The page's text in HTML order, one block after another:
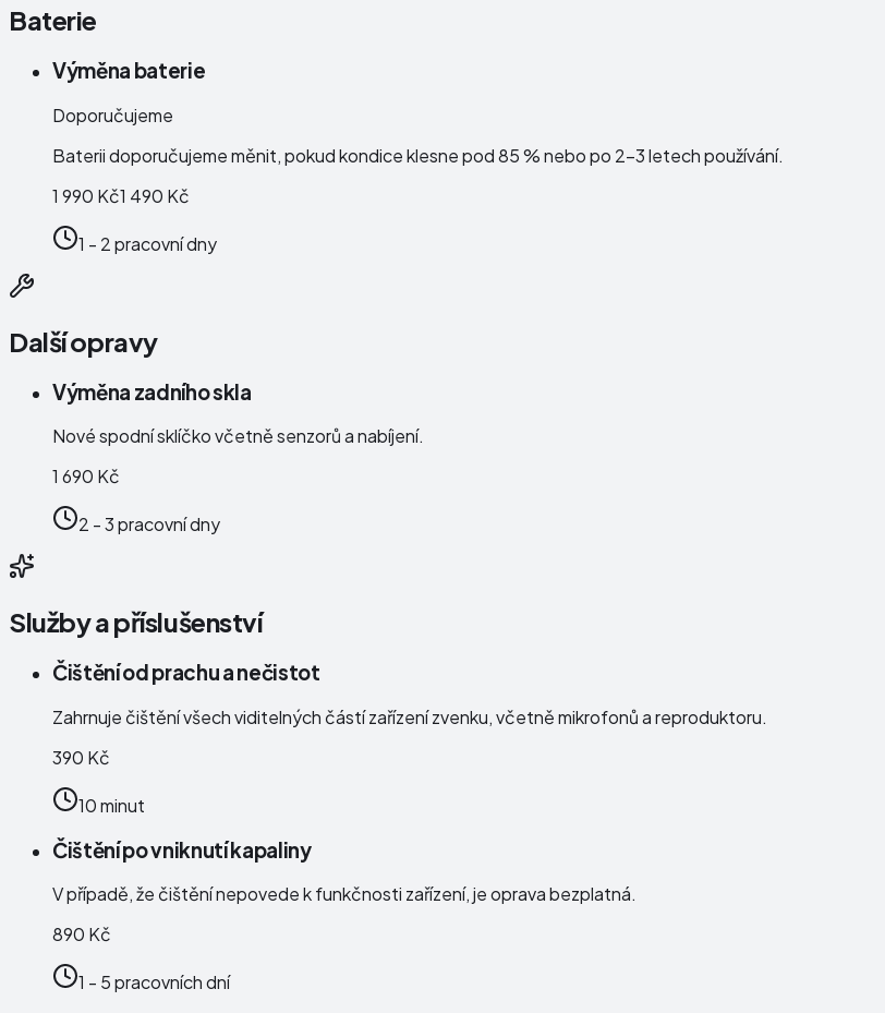
Baterie
Výměna baterie
Doporučujeme
Baterii doporučujeme měnit, pokud kondice klesne pod 85 % nebo po 2–3 letech používání.
1 990 Kč1 490 Kč
1 - 2 pracovní dny
Další opravy
Výměna zadního skla
Nové spodní sklíčko včetně senzorů a nabíjení.
1 690 Kč
2 - 3 pracovní dny
Služby a příslušenství
Čištění od prachu a nečistot
Zahrnuje čištění všech viditelných částí zařízení zvenku, včetně mikrofonů a reproduktoru.
390 Kč
10 minut
Čištění po vniknutí kapaliny
V případě, že čištění nepovede k funkčnosti zařízení, je oprava bezplatná.
890 Kč
1 - 5 pracovních dní